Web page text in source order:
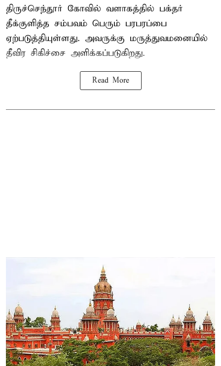
திருச்செந்தூர் கோவில் வளாகத்தில் பக்தர்
தீக்குளித்த சம்பவம் பெரும் பரபரப்பை
ஏற்படுத்தியுள்ளது. அவருக்கு மருத்துவமனையில்
தீவிர சிகிச்சை அளிக்கப்படுகிறது.
Read More